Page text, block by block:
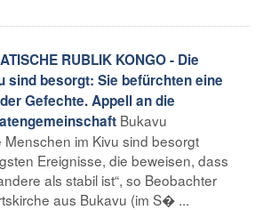
RUBLIK KONGO - Die
sind besorgt: Sie befürchten eine
Gefechte. Appell an die
Bukavu
Menschen im Kivu sind besorgt
Ereignisse, die beweisen, dass
als stabil ist“, so Beobachter
aus Bukavu (im S� ...